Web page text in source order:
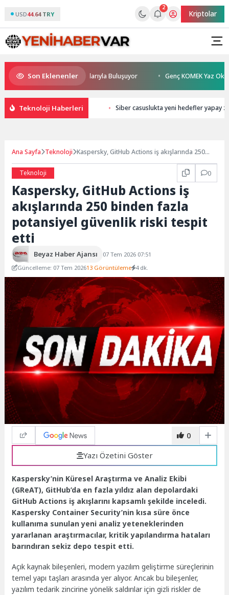
USD44.64 TRY
2
Kriptolar
Son Eklenenler
Sönmez TESAK’ta Okurlarıyla Buluşuyor Genç KOMEK Yaz Okulu
Teknoloji Haberleri Siber casuslukta yeni hedefler yapay
Ana Sayfa Teknoloji Kaspersky, GitHub Actions iş akışlarında 250
Teknoloji
0
Kaspersky, GitHub Actions iş
akışlarında 250 binden fazla
potansiyel güvenlik riski tespit
etti
Beyaz Haber Ajansı
07 Tem 2026 07:51
Güncelleme: 07 Tem 202613 Görüntüleme 4 dk.
0
Yazı Özetini Göster
Kaspersky’nin Küresel Araştırma ve Analiz Ekibi
(GReAT), GitHub’da en fazla yıldız alan depolardaki
GitHub Actions iş akışlarını kapsamlı şekilde inceledi.
Kaspersky Container Security’nin kısa süre önce
kullanıma sunulan yeni analiz yeteneklerinden
yararlanan araştırmacılar, kritik yapılandırma hataları
barındıran sekiz depo tespit etti.
Açık kaynak bileşenleri, modern yazılım geliştirme süreçlerinin
temel yapı taşları arasında yer alıyor. Ancak bu bileşenler,
yazılım tedarik zincirine yönelik saldırılar için gizli riskler de